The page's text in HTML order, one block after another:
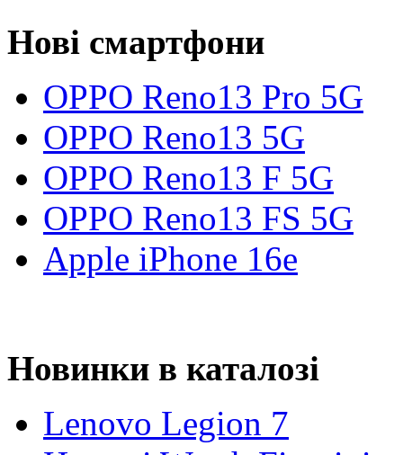
Нові смартфони
OPPO Reno13 Pro 5G
OPPO Reno13 5G
OPPO Reno13 F 5G
OPPO Reno13 FS 5G
Apple iPhone 16e
Новинки в каталозі
Lenovo Legion 7